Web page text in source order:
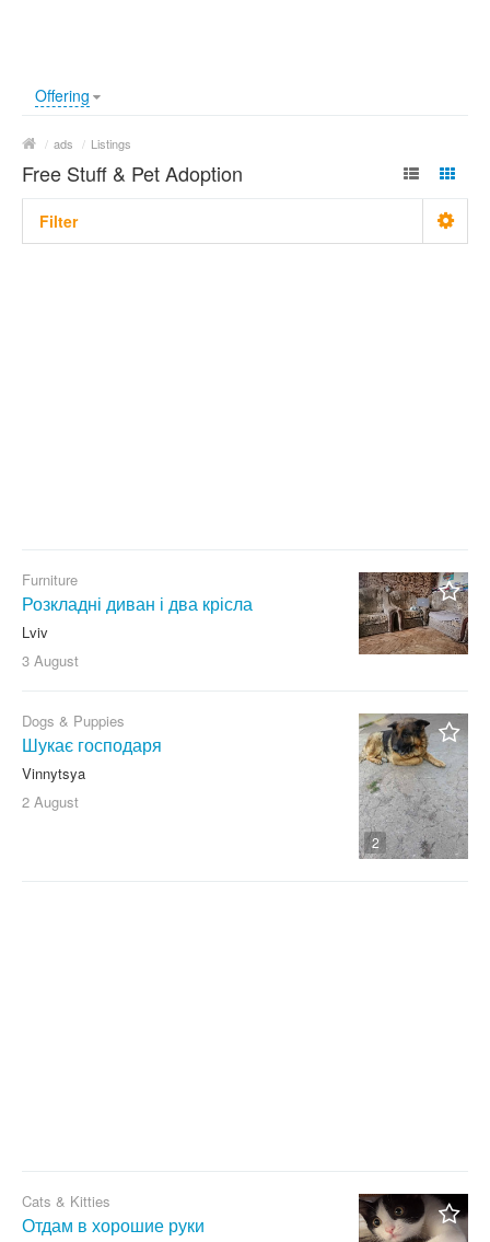
Offering
/ ads / Listings
Free Stuff & Pet Adoption
Filter
Furniture
Розкладні диван і два крісла
Lviv
3 August
2
Dogs & Puppies
Шукає господаря
Vinnytsya
2 August
Cats & Kitties
Отдам в хорошие руки